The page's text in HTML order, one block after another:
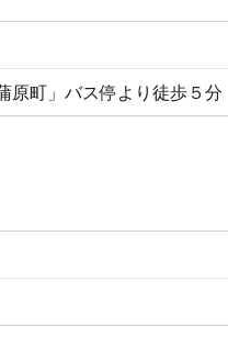
町」バス停より徒歩５分